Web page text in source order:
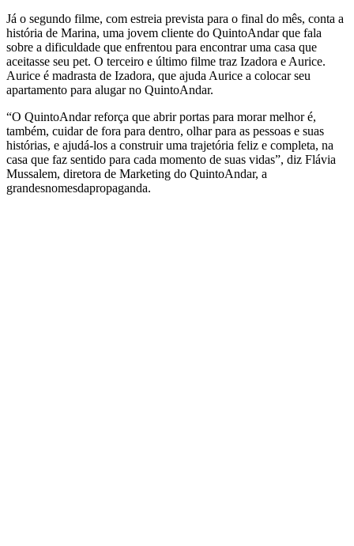
Já o segundo filme, com estreia prevista para o final do mês, conta a
história de Marina, uma jovem cliente do QuintoAndar que fala
sobre a dificuldade que enfrentou para encontrar uma casa que
aceitasse seu pet. O terceiro e último filme traz Izadora e Aurice.
Aurice é madrasta de Izadora, que ajuda Aurice a colocar seu
apartamento para alugar no QuintoAndar.
“O QuintoAndar reforça que abrir portas para morar melhor é,
também, cuidar de fora para dentro, olhar para as pessoas e suas
histórias, e ajudá-los a construir uma trajetória feliz e completa, na
casa que faz sentido para cada momento de suas vidas”, diz Flávia
Mussalem, diretora de Marketing do QuintoAndar, a
grandesnomesdapropaganda.